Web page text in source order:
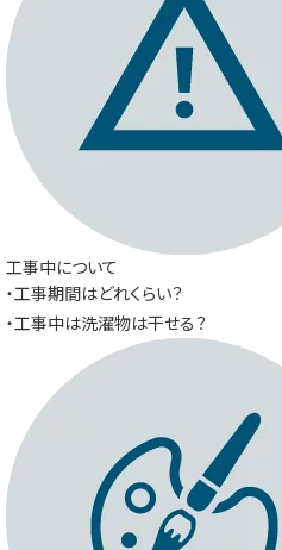
工事中について
・工事期間はどれくらい？
・工事中は洗濯物は干せる？